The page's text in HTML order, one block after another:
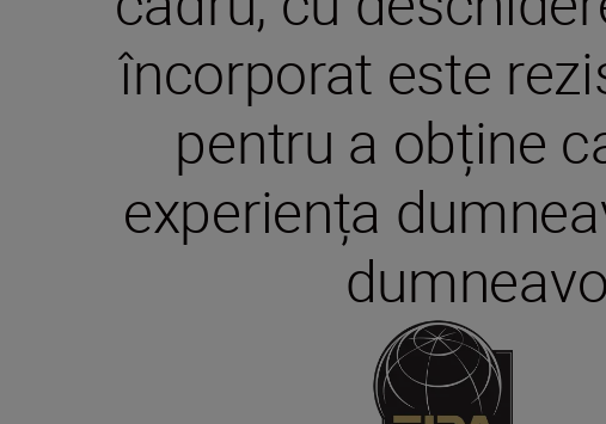
încorporat este
pentru a obține
experiența